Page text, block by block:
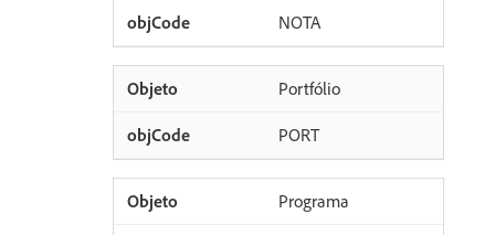
NOTA
Portfólio
PORT
Programa